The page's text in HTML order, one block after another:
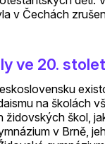
v Čechách
ve 20.
na školách
židovských škol,
v Brně,